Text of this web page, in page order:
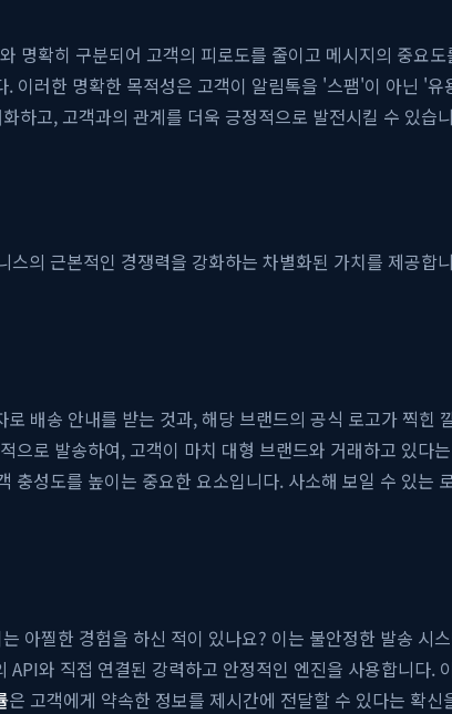
확히 구분되어 고객의 피로도를 줄이고 메시지의 중요
러한 명확한 목적성은 고객이 알림톡을 '스팸'이 아닌 '
하고, 고객과의 관계를 더욱 긍정적으로 발전시킬 수 있습
스의 근본적인 경쟁력을 강화하는 차별화된 가치를 제공합
배송 안내를 받는 것과, 해당 브랜드의 공식 로고가 찍힌
으로 발송하여, 고객이 마치 대형 브랜드와 거래하고 있다
성도를 높이는 중요한 요소입니다. 사소해 보일 수 있는
아찔한 경험을 하신 적이 있나요? 이는 불안정한 발송 시
API와 직접 연결된 강력하고 안정적인 엔진을 사용합니다.
은 고객에게 약속한 정보를 제시간에 전달할 수 있다는 확